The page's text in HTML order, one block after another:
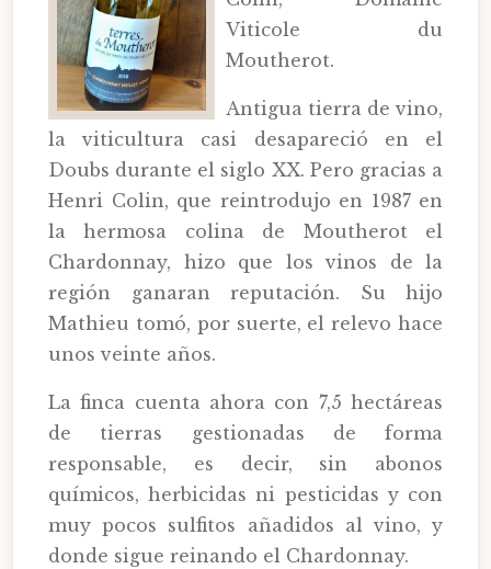
Viticole du
Moutherot.
Antigua tierra de vino,
la viticultura casi desapareció en el
Doubs durante el siglo XX. Pero gracias a
Henri Colin, que reintrodujo en 1987 en
la hermosa colina de Moutherot el
Chardonnay, hizo que los vinos de la
región ganaran reputación. Su hijo
Mathieu tomó, por suerte, el relevo hace
unos veinte años.
La finca cuenta ahora con 7,5 hectáreas
de tierras gestionadas de forma
responsable, es decir, sin abonos
químicos, herbicidas ni pesticidas y con
muy pocos sulfitos añadidos al vino, y
donde sigue reinando el Chardonnay.